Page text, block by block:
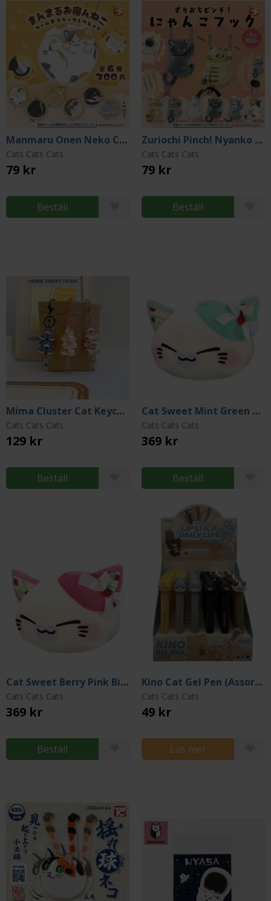
Manmaru Onen Neko Comb & Mirror Collection (Gacha)
Cats Cats Cats
79 kr
Beställ
Zuriochi Pinch! Nyanko Hook (Gacha)
Cats Cats Cats
79 kr
Beställ
Mima Cluster Cat Keychain (Assortment)
Cats Cats Cats
129 kr
Beställ
Cat Sweet Mint Green Big Plush 35 cm
Cats Cats Cats
369 kr
Beställ
Cat Sweet Berry Pink Big Plush 35 cm
Cats Cats Cats
369 kr
Beställ
Kino Cat Gel Pen (Assortment)
Cats Cats Cats
49 kr
Läs mer